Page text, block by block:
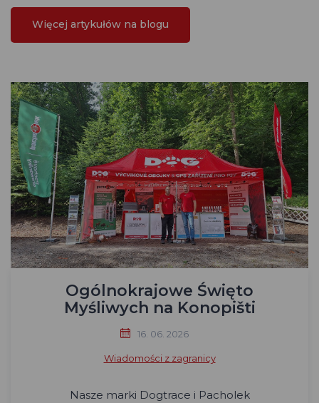
Więcej artykułów na blogu
Ogólnokrajowe Święto
Myśliwych na Konopišti
16. 06. 2026
Wiadomości z zagranicy
Nasze marki Dogtrace i Pacholek